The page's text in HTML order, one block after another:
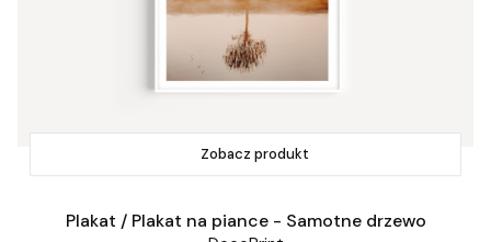
Zobacz produkt
Plakat / Plakat na piance - Samotne drzewo